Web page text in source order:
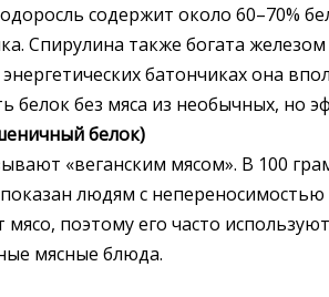
содержит около 60–70%
Спирулина также богата
батончиках она
белок без мяса из необычных, но
белок)
«веганским мясом». В 100
людям с непереносимостью
мясо, поэтому его часто
мясные блюда.